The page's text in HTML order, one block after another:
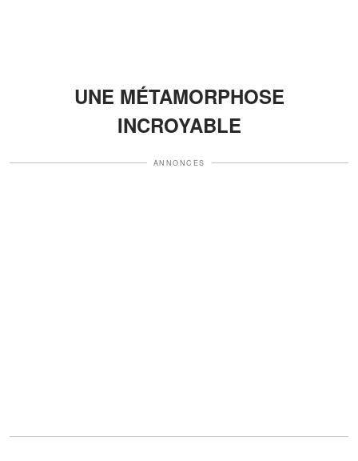
UNE MÉTAMORPHOSE
INCROYABLE
ANNONCES